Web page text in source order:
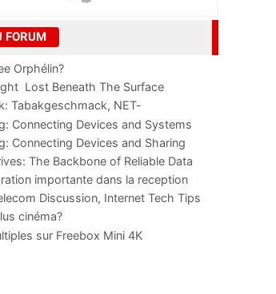
FORUM
Orphélin?
 Lost Beneath The Surface
Tabakgeschmack, NET-
und Leistung im
Connecting Devices and Systems
Connecting Devices and Sharing
The Backbone of Reliable Data
importante dans la reception
Discussion, Internet Tech Tips
cinéma?
sur Freebox Mini 4K